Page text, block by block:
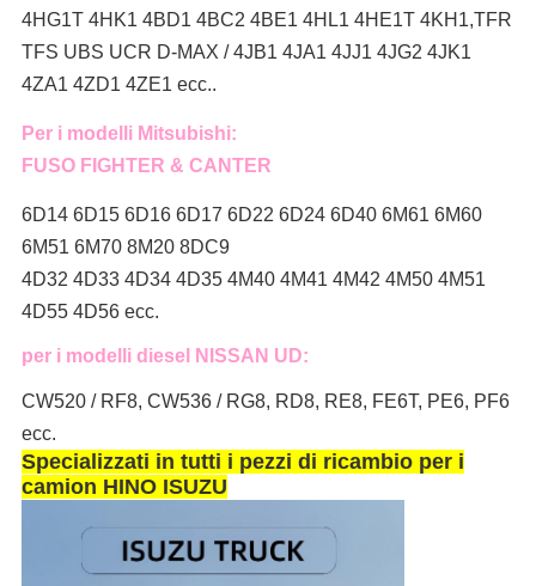
4HG1T 4HK1 4BD1 4BC2 4BE1 4HL1 4HE1T 4KH1,TFR
TFS UBS UCR D-MAX / 4JB1 4JA1 4JJ1 4JG2 4JK1
4ZA1 4ZD1 4ZE1 ecc..
Per i modelli Mitsubishi:
FUSO FIGHTER & CANTER
6D14 6D15 6D16 6D17 6D22 6D24 6D40 6M61 6M60
6M51 6M70 8M20 8DC9
4D32 4D33 4D34 4D35 4M40 4M41 4M42 4M50 4M51
4D55 4D56 ecc.
per i modelli diesel NISSAN UD:
CW520 / RF8, CW536 / RG8, RD8, RE8, FE6T, PE6, PF6
ecc.
Specializzati in tutti i pezzi di ricambio per i
camion HINO ISUZU